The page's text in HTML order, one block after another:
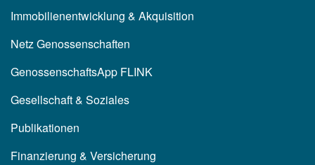
Immobilienentwicklung & Akquisition
Netz Genossenschaften
GenossenschaftsApp FLINK
Gesellschaft & Soziales
Publikationen
Finanzierung & Versicherung